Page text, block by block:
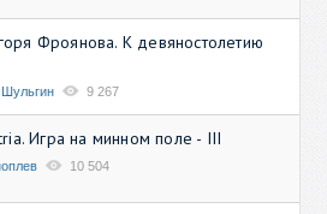
Фроянова. К девяностолетию
9 267
Игра на минном поле - III
10 504